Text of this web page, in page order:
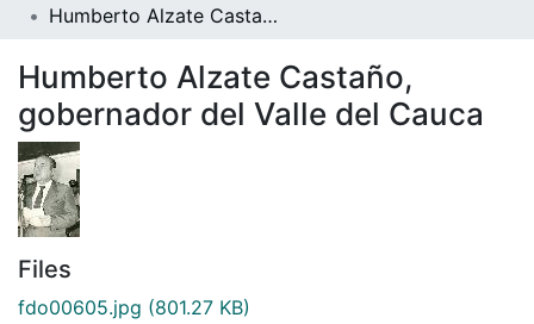
Humberto Alzate Castaño, gobernador del Valle del Cauca
Humberto Alzate Castaño,
gobernador del Valle del Cauca
Files
fdo00605.jpg (801.27 KB)